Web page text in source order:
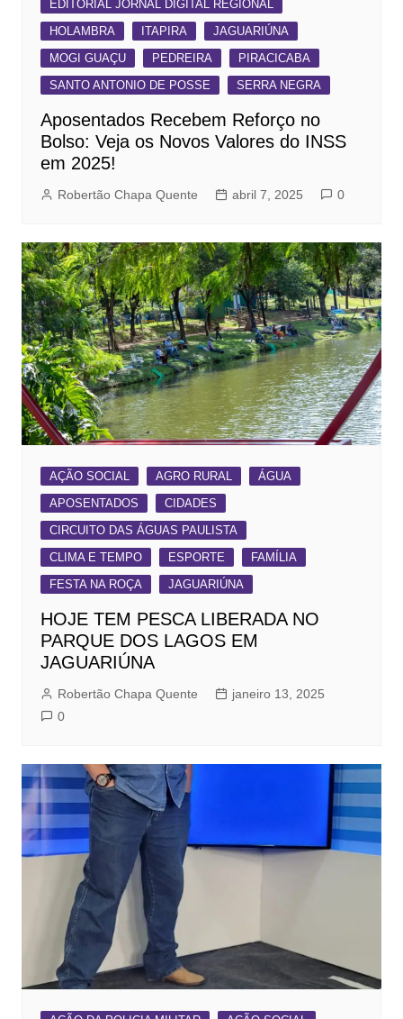
EDITORIAL JORNAL DIGITAL REGIONAL
HOLAMBRA
ITAPIRA
JAGUARIÚNA
MOGI GUAÇU
PEDREIRA
PIRACICABA
SANTO ANTONIO DE POSSE
SERRA NEGRA
Aposentados Recebem Reforço no
Bolso: Veja os Novos Valores do INSS
em 2025!
Robertão Chapa Quente abril 7, 2025 0
AÇÃO SOCIAL AGRO RURAL
ÁGUA
APOSENTADOS
CIDADES
CIRCUITO DAS ÁGUAS PAULISTA
CLIMA E TEMPO
ESPORTE
FAMÍLIA
FESTA NA ROÇA
JAGUARIÚNA
HOJE TEM PESCA LIBERADA NO
PARQUE DOS LAGOS EM
JAGUARIÚNA
Robertão Chapa Quente
janeiro 13, 2025
0